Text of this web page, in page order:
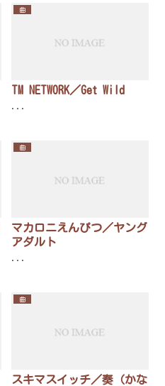
曲
TM NETWORK／Get Wild
...
曲
マカロニえんぴつ／ヤング
アダルト
...
曲
スキマスイッチ／奏（かな